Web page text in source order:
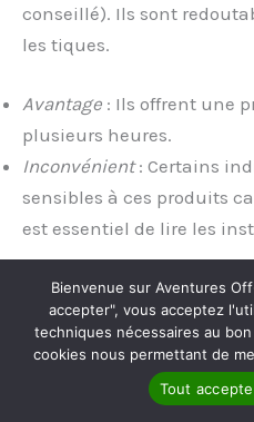
conseillé). Ils sont
les tiques.
Avantage : Ils offrent une
plusieurs heures.
Inconvénient: Certains
sensibles à ces produits
est essentiel de lire les
Le DEET n’est pas nocif
pas l’appliquer au niveau
des plaies. De plus, sa
dépasser 30% pour
L’Organisation Mondiale
Bienvenue sur Aventures
accepter", vous acceptez
techniques nécessaires au
cookies nous permettant de
Tout